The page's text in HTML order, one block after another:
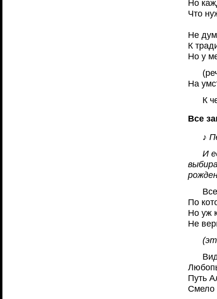
Но
Что
Не
К
Но у
На
К
Все
♪
И
По
Но уж
Не
Путь
Смело